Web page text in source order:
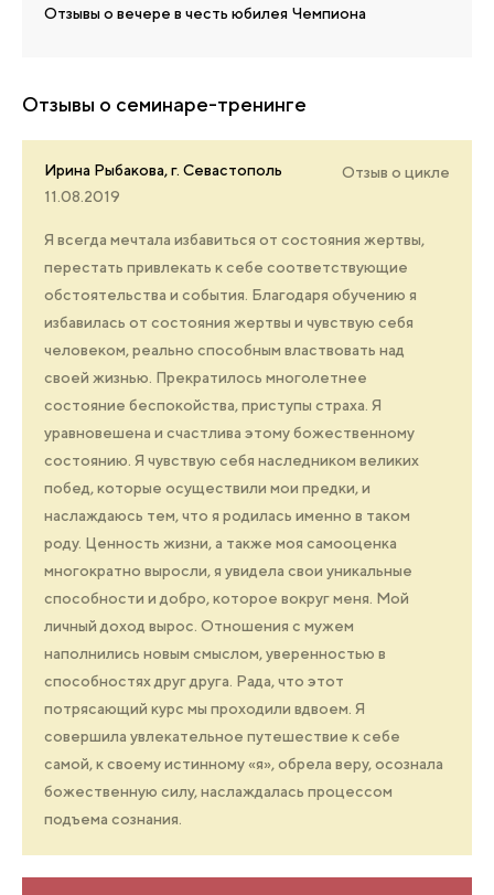
Отзывы о вечере в честь юбилея Чемпиона
Отзывы о семинаре-тренинге
Ирина Рыбакова, г. Севастополь
11.08.2019
Отзыв о цикле
Я всегда мечтала избавиться от состояния жертвы,
перестать привлекать к себе соответствующие
обстоятельства и события. Благодаря обучению я
избавилась от состояния жертвы и чувствую себя
человеком, реально способным властвовать над
своей жизнью. Прекратилось многолетнее
состояние беспокойства, приступы страха. Я
уравновешена и счастлива этому божественному
состоянию. Я чувствую себя наследником великих
побед, которые осуществили мои предки, и
наслаждаюсь тем, что я родилась именно в таком
роду. Ценность жизни, а также моя самооценка
многократно выросли, я увидела свои уникальные
способности и добро, которое вокруг меня. Мой
личный доход вырос. Отношения с мужем
наполнились новым смыслом, уверенностью в
способностях друг друга. Рада, что этот
потрясающий курс мы проходили вдвоем. Я
совершила увлекательное путешествие к себе
самой, к своему истинному «я», обрела веру, осознала
божественную силу, наслаждалась процессом
подъема сознания.